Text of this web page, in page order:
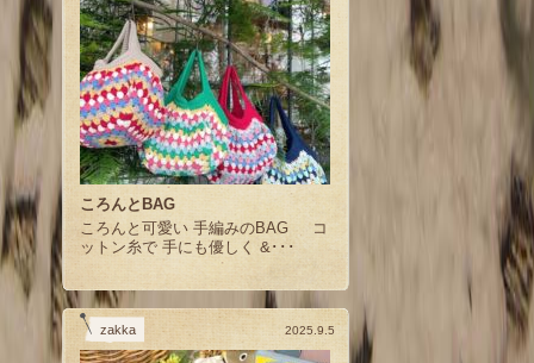
ころんとBAG
ころんと可愛い 手編みのBAG コ
ットン糸で 手にも優しく &･･･
zakka 2025.9.5